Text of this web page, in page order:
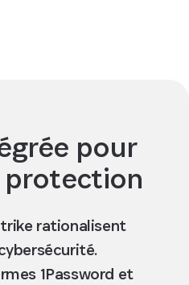
pour
protection
rationalisent
1Password et